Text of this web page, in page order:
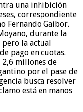
una inhibición
correspondiente
Fernando Gaibor.
durante la
la actual
pago en cuotas.
2,6 millones de
por el pase de
busca resolver
está en manos